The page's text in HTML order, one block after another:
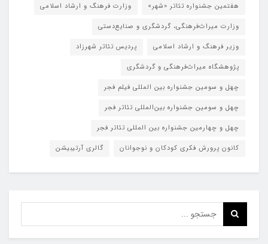
هفتمین جشنواره تئاتر «شهر»
وزارت فرهنگ و ارشاد اسلامی
وزارت میراث‌فرهنگی، گردشگری و صنایع‌دستی
وزیر فرهنگ و ارشاد اسلامی
پردیس تئاتر شهرزاد
پژوهشگاه میراث‌فرهنگی و گردشگری
چهل و سومین جشنواره بین المللی فیلم فجر
چهل و سومین جشنواره بین‌المللی تئاتر فجر
چهل و چهارمین جشنواره بین المللی تئاتر فجر
کانون پرورش فکری کودکان و نوجوانان
گالری آرتیبیشن